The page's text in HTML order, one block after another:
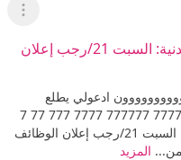
عرض
المتحدث الرسمي لوزارة الخدمة المدنية: السبت 21/رجب إعلان
ادعولي يطلع
اسمي معهم واساميكم يارب 777777777777 777777 7777 777 77 7
المتحدث الرسمي لوزارة الخدمة المدنية: السبت 21/رجب إعلان الوظائف
من... المزيد